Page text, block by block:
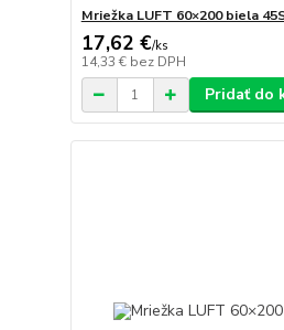
Mriežka LUFT 60×200 biela
17,62 €/ks
14,33 € bez DPH
Pridať do